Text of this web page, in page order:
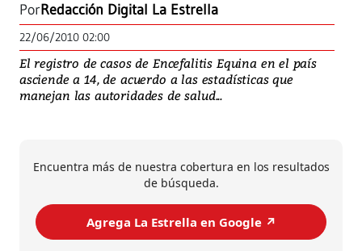
PorRedacción Digital La Estrella
22/06/2010 02:00
El registro de casos de Encefalitis Equina en el país
asciende a 14, de acuerdo a las estadísticas que
manejan las autoridades de salud...
Encuentra más de nuestra cobertura en los resultados
de búsqueda.
Agrega La Estrella en Google ↗️